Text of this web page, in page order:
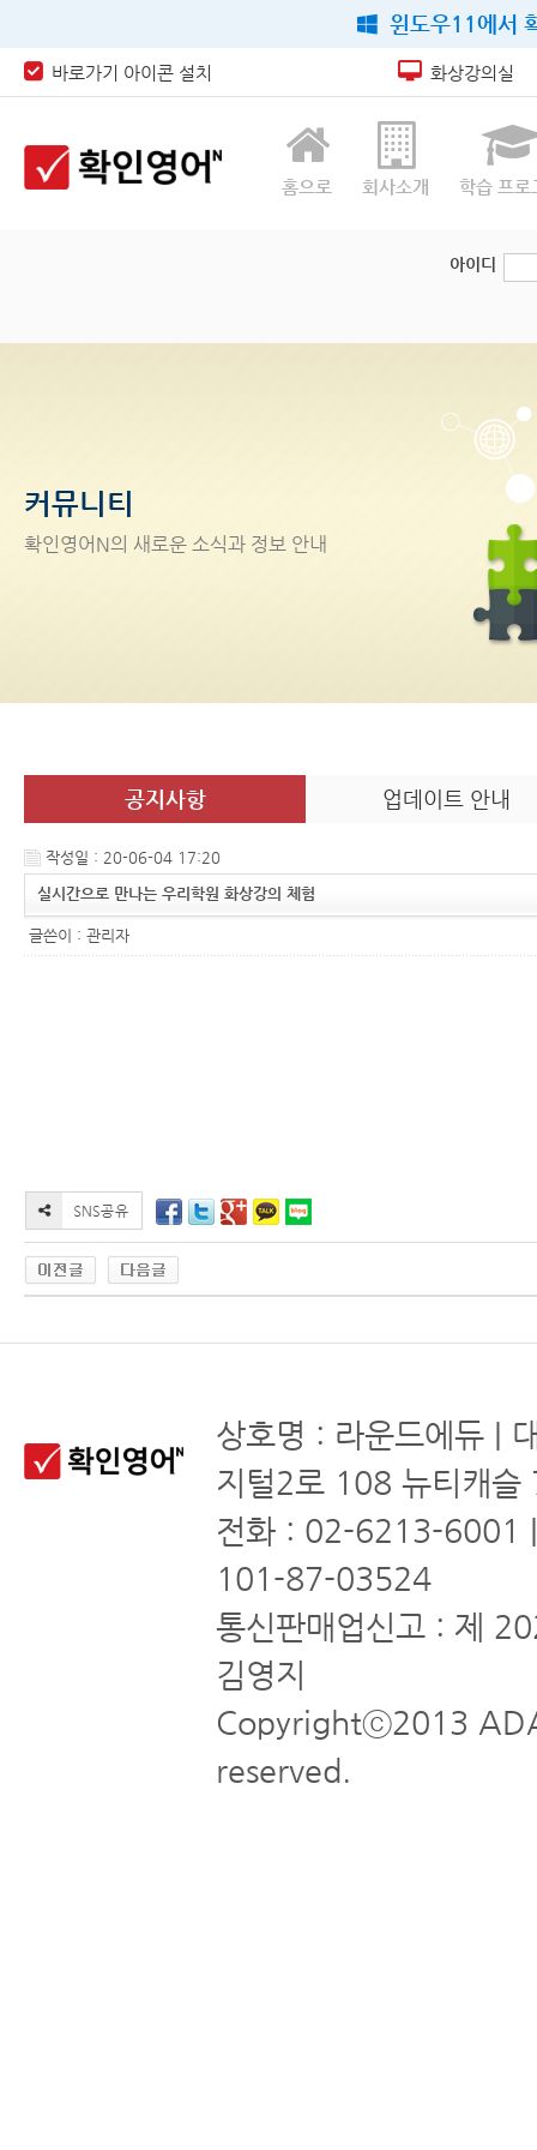
윈도우11에서
바로가기 아이콘 설치 화상강의실
홈으로 회사소개 학습 프로
아이디
커뮤니티
확인영어 N의 새로운 소식과 정보 안내
공지사항 업데이트 안내
작성일 : 20-06-04 17:20
실시간으로 만나는 우리학원 화상강의 체험
글쓴이 : 관리자
상호명 : 라운드에듀 |
지털2로 108 뉴티캐슬
전화 : 02-6213-6001
101-87-03524
통신판매업신고 : 제
김영지
Copyrightⓒ2013
reserved.